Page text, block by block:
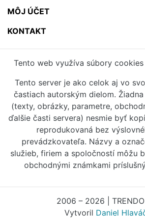
MÔJ ÚČET
KONTAKT
Tento web využíva súbory cookies
Tento server je ako celok aj vo
častiach autorským dielom.
(texty, obrázky, parametre,
ďalšie časti servera) nesmie byť
reprodukovaná bez
prevádzkovateľa. Názvy a
služieb, firiem a spoločností môžu
obchodnými známkami
2006 – 2026 |
Vytvoril Daniel